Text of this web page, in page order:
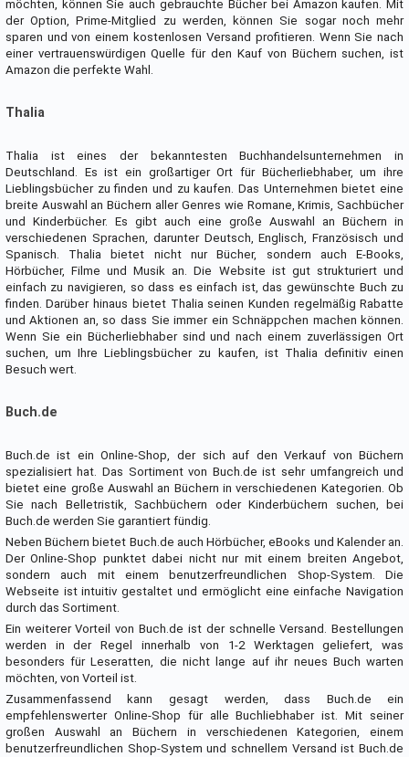
möchten, können Sie auch gebrauchte Bücher bei Amazon kaufen. Mit
der Option, Prime-Mitglied zu werden, können Sie sogar noch mehr
sparen und von einem kostenlosen Versand profitieren. Wenn Sie nach
einer vertrauenswürdigen Quelle für den Kauf von Büchern suchen, ist
Amazon die perfekte Wahl.
Thalia
Thalia ist eines der bekanntesten Buchhandelsunternehmen in
Deutschland. Es ist ein großartiger Ort für Bücherliebhaber, um ihre
Lieblingsbücher zu finden und zu kaufen. Das Unternehmen bietet eine
breite Auswahl an Büchern aller Genres wie Romane, Krimis, Sachbücher
und Kinderbücher. Es gibt auch eine große Auswahl an Büchern in
verschiedenen Sprachen, darunter Deutsch, Englisch, Französisch und
Spanisch. Thalia bietet nicht nur Bücher, sondern auch E-Books,
Hörbücher, Filme und Musik an. Die Website ist gut strukturiert und
einfach zu navigieren, so dass es einfach ist, das gewünschte Buch zu
finden. Darüber hinaus bietet Thalia seinen Kunden regelmäßig Rabatte
und Aktionen an, so dass Sie immer ein Schnäppchen machen können.
Wenn Sie ein Bücherliebhaber sind und nach einem zuverlässigen Ort
suchen, um Ihre Lieblingsbücher zu kaufen, ist Thalia definitiv einen
Besuch wert.
Buch.de
Buch.de ist ein Online-Shop, der sich auf den Verkauf von Büchern
spezialisiert hat. Das Sortiment von Buch.de ist sehr umfangreich und
bietet eine große Auswahl an Büchern in verschiedenen Kategorien. Ob
Sie nach Belletristik, Sachbüchern oder Kinderbüchern suchen, bei
Buch.de werden Sie garantiert fündig.
Neben Büchern bietet Buch.de auch Hörbücher, eBooks und Kalender an.
Der Online-Shop punktet dabei nicht nur mit einem breiten Angebot,
sondern auch mit einem benutzerfreundlichen Shop-System. Die
Webseite ist intuitiv gestaltet und ermöglicht eine einfache Navigation
durch das Sortiment.
Ein weiterer Vorteil von Buch.de ist der schnelle Versand. Bestellungen
werden in der Regel innerhalb von 1-2 Werktagen geliefert, was
besonders für Leseratten, die nicht lange auf ihr neues Buch warten
möchten, von Vorteil ist.
Zusammenfassend kann gesagt werden, dass Buch.de ein
empfehlenswerter Online-Shop für alle Buchliebhaber ist. Mit seiner
großen Auswahl an Büchern in verschiedenen Kategorien, einem
benutzerfreundlichen Shop-System und schnellem Versand ist Buch.de